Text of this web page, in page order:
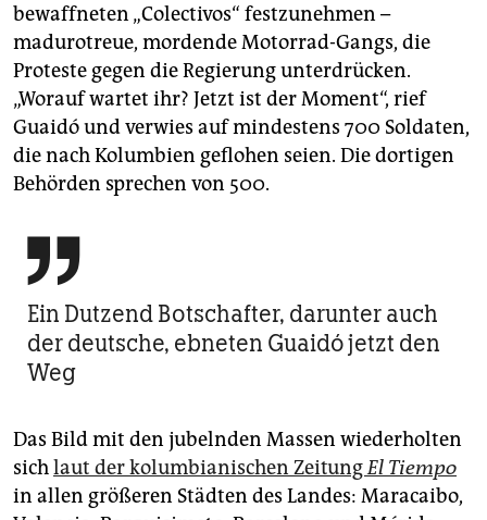
bewaffneten „Colectivos“ festzunehmen –
madurotreue, mordende Motorrad-Gangs, die
Proteste gegen die Regierung unterdrücken.
„Worauf wartet ihr? Jetzt ist der Moment“, rief
Guaidó und verwies auf mindestens 700 Soldaten,
die nach Kolumbien geflohen seien. Die dortigen
Behörden sprechen von 500.

Ein Dutzend Botschafter, darunter auch
der deutsche, ebneten Guaidó jetzt den
Weg
Das Bild mit den jubelnden Massen wiederholten
sichlaut der kolumbianischen ZeitungEl Tiempo
in allen größeren Städten des Landes: Maracaibo,